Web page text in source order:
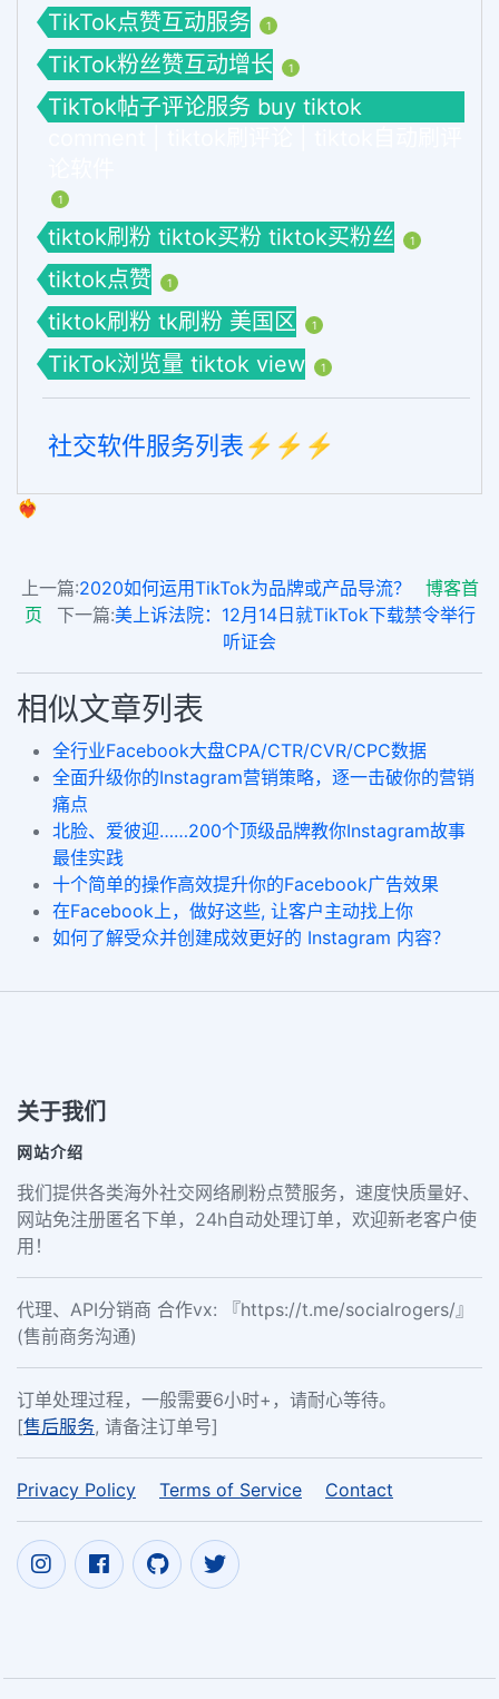
TikTok点赞互动服务 1
TikTok粉丝赞互动增长 1
TikTok帖子评论服务 buy tiktok
1
tiktok刷粉 tiktok买粉 tiktok买粉丝 1
tiktok点赞 1
tiktok刷粉 tk刷粉 美国区 1
TikTok浏览量 tiktok view 1
社交软件服务列表⚡️⚡️⚡️
❤️‍🔥
上一篇:2020如何运用TikTok为品牌或产品导流？
博客首
页
下一篇:美上诉法院：12月14日就TikTok下载禁令举行
听证会
相似文章列表
全行业Facebook大盘CPA/CTR/CVR/CPC数据
全面升级你的Instagram营销策略，逐一击破你的营销
痛点
北脸、爱彼迎……200个顶级品牌教你Instagram故事
最佳实践
十个简单的操作高效提升你的Facebook广告效果
在Facebook上，做好这些, 让客户主动找上你
如何了解受众并创建成效更好的 Instagram 内容？
关于我们
网站介绍
我们提供各类海外社交网络刷粉点赞服务，速度快质量好、
网站免注册匿名下单，24h自动处理订单，欢迎新老客户使
用！
代理、API分销商 合作vx: 『https://t.me/socialrogers/』
(售前商务沟通)
订单处理过程，一般需要6小时+，请耐心等待。
[售后服务, 请备注订单号]
Privacy Policy Terms of Service Contact